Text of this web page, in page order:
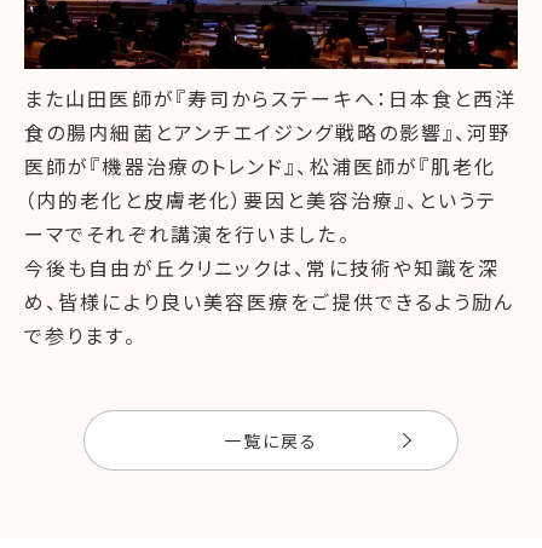
また山田医師が『寿司からステーキへ：日本食と西洋
食の腸内細菌とアンチエイジング戦略の影響』、河野
医師が『機器治療のトレンド』、松浦医師が『肌老化
（内的老化と皮膚老化）要因と美容治療』、というテ
ーマでそれぞれ講演を行いました。
今後も自由が丘クリニックは、常に技術や知識を深
め、皆様により良い美容医療をご提供できるよう励ん
で参ります。
一覧に戻る